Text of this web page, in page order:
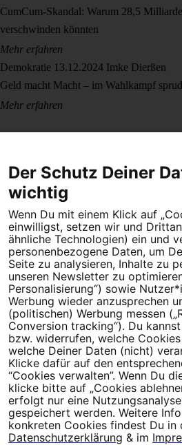
CumCum-Skandal: Warum 28,5
verschwinden könnten
Mehr erfahren
Demokratie 13.12.2024 Imke Dierßen
Geld macht Macht – im Wahlkampf
Mehr erfahren
Dein Engagement macht den
Millionen Menschen an.
Newsletter bestellen
Campact e.V.
IBAN DE95 2‍5‍1‍2 0‍5‍1‍0 6‍9‍8‍0 0‍0‍0‍0 0‍0
SozialBank
Direkt online spenden
NewsletterHilfe und
FAQKontakt DatenschutzImpressum
Der Schutz Deiner
wichtig
Wenn Du mit einem Klick auf
einwilligst, setzen wir und
ähnliche Technologien) ein und
personenbezogene Daten, um
Seite zu analysieren, Inhalte zu
unseren Newsletter zu
Personalisierung“) sowie
Werbung wieder anzusprechen
(politischen) Werbung messen
Conversion tracking“). Du
bzw. widerrufen, welche
welche Deiner Daten (nicht)
Klicke dafür auf den
“Cookies verwalten”. Wenn Du
klicke bitte auf „Cookies
erfolgt nur eine
gespeichert werden. Weitere
konkreten Cookies findest Du in
Datenschutzerklärung & im